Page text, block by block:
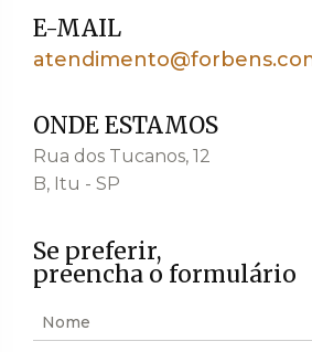
E-MAIL
ONDE ESTAMOS
Rua dos Tucanos, 12
B, Itu - SP
Se preferir,
preencha o formulário